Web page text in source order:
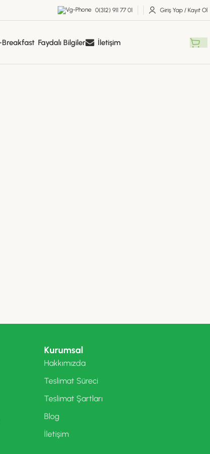
0(312) 911 77 01 Giriş Yap / Kayıt Ol
Faydalı Bilgiler İletişim
Kurumsal
Hakkımızda
Teslimat Süreci
Teslimat Şartları
Blog
İletişim